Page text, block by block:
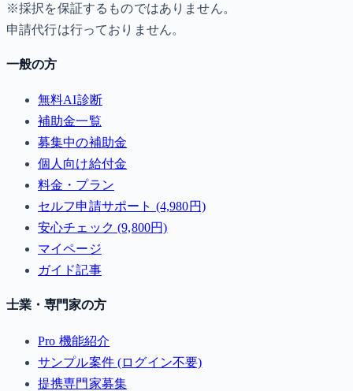
※採択を保証するものではありません。
申請代行は行っておりません。
一般の方
無料AI診断
補助金一覧
募集中の補助金
個人向け給付金
料金・プラン
セルフ申請サポート (4,980円)
安心チェック (9,800円)
マイページ
ガイド記事
士業・専門家の方
Pro 機能紹介
サンプル案件 (ログイン不要)
提携専門家募集